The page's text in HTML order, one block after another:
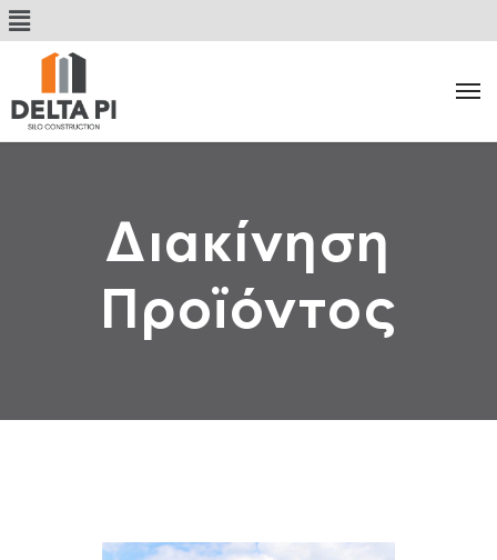
Κατηγορία:
Διακίνηση
Προϊόντος